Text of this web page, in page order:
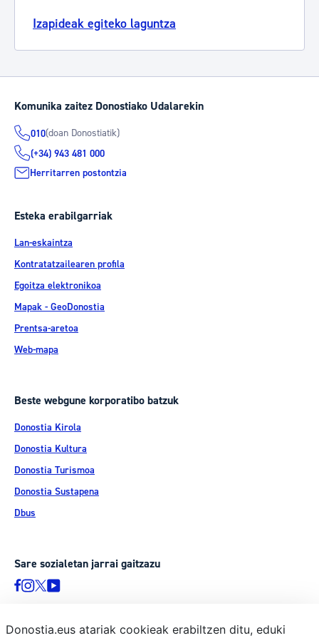
Izapideak egiteko laguntza
Komunika zaitez Donostiako Udalarekin
010(doan Donostiatik)
(+34) 943 481 000
Herritarren postontzia
Esteka erabilgarriak
Lan-eskaintza
Kontratatzailearen profila
Egoitza elektronikoa
Mapak - GeoDonostia
Prentsa-aretoa
Web-mapa
Beste webgune korporatibo batzuk
Donostia Kirola
Donostia Kultura
Donostia Turismoa
Donostia Sustapena
Dbus
Sare sozialetan jarrai gaitzazu
Donostia.eus atariak cookieak erabiltzen ditu, eduki